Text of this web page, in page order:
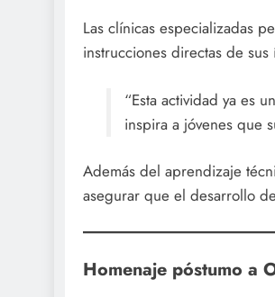
Las clínicas especializadas
instrucciones directas de sus
“Esta actividad ya es
inspira a jóvenes que
Además del aprendizaje
asegurar que el desarrollo
Homenaje póstumo a